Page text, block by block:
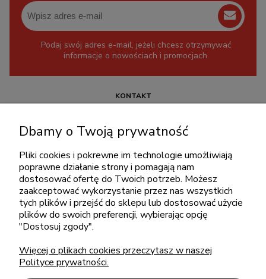
Podaj swój adres e-mail, jeżeli chcesz otrzymywać
informacje o nowościach i promocjach.
KONTAKT
pon.-piąt.: 08:00-16:00
sklep@cebit.pl
ZAKUPY
MOJE KONTO
Dbamy o Twoją prywatność
Pliki cookies i pokrewne im technologie umożliwiają
poprawne działanie strony i pomagają nam
dostosować ofertę do Twoich potrzeb. Możesz
zaakceptować wykorzystanie przez nas wszystkich
tych plików i przejść do sklepu lub dostosować użycie
plików do swoich preferencji, wybierając opcję
"Dostosuj zgody".
Więcej o plikach cookies przeczytasz w naszej
Polityce prywatności.